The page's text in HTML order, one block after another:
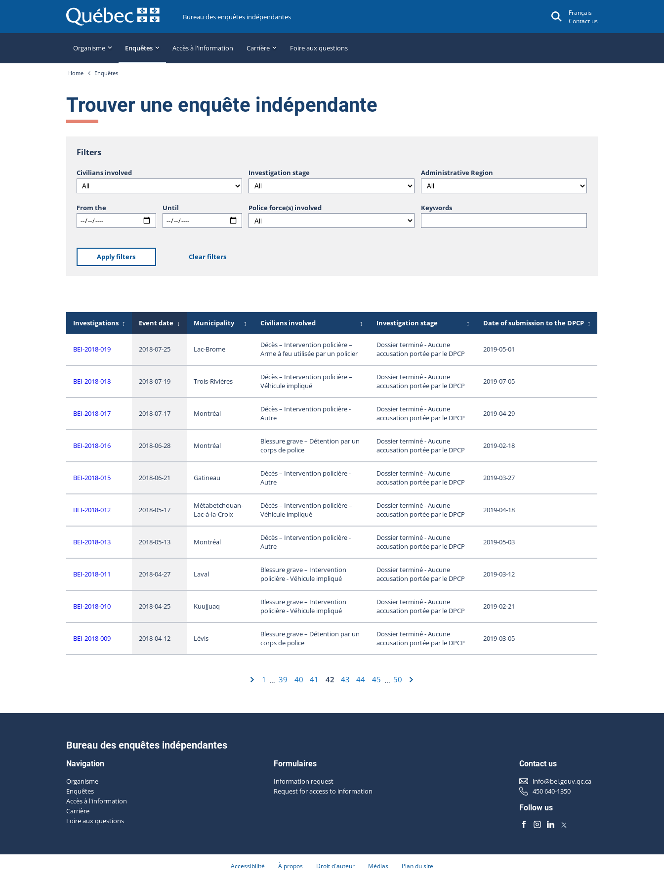
Bureau des enquêtes indépendantes
Français
Contact us
Organisme Enquêtes Accès à l'information Carrière Foire aux questions
Home Enquêtes
Trouver une enquête indépendante
Filters
Civilians involved Investigation stage Administrative Region
From the Until Police force(s) involved Keywords
Apply filters Clear filters
Investigations ↕ Event date ↓ Municipality ↕ Civilians involved ↕ Investigation stage ↕ Date of submission to the DPCP ↕
BEI-2018-019 2018-07-25 Lac-Brome
Décès – Intervention policière –
Arme à feu utilisée par un policier
Dossier terminé - Aucune
accusation portée par le DPCP
2019-05-01
BEI-2018-018 2018-07-19 Trois-Rivières
Décès – Intervention policière –
Véhicule impliqué
Dossier terminé - Aucune
accusation portée par le DPCP
2019-07-05
BEI-2018-017 2018-07-17 Montréal
Décès – Intervention policière -
Autre
Dossier terminé - Aucune
accusation portée par le DPCP
2019-04-29
BEI-2018-016 2018-06-28 Montréal
Blessure grave – Détention par un
corps de police
Dossier terminé - Aucune
accusation portée par le DPCP
2019-02-18
BEI-2018-015 2018-06-21 Gatineau
Décès – Intervention policière -
Autre
Dossier terminé - Aucune
accusation portée par le DPCP
2019-03-27
BEI-2018-012 2018-05-17
Métabetchouan-
Lac-à-la-Croix
Décès – Intervention policière –
Véhicule impliqué
Dossier terminé - Aucune
accusation portée par le DPCP
2019-04-18
BEI-2018-013 2018-05-13 Montréal
Décès – Intervention policière -
Autre
Dossier terminé - Aucune
accusation portée par le DPCP
2019-05-03
BEI-2018-011 2018-04-27 Laval
Blessure grave – Intervention
policière - Véhicule impliqué
Dossier terminé - Aucune
accusation portée par le DPCP
2019-03-12
BEI-2018-010 2018-04-25 Kuujjuaq
Blessure grave – Intervention
policière - Véhicule impliqué
Dossier terminé - Aucune
accusation portée par le DPCP
2019-02-21
BEI-2018-009 2018-04-12 Lévis
Blessure grave – Détention par un
corps de police
Dossier terminé - Aucune
accusation portée par le DPCP
2019-03-05
1 … 39 40 41 42 43 44 45 … 50
Bureau des enquêtes indépendantes
Navigation
Organisme
Enquêtes
Accès à l'information
Carrière
Foire aux questions
Formulaires
Information request
Request for access to information
Contact us
info@bei.gouv.qc.ca
450 640-1350
Follow us
Accessibilité À propos Droit d'auteur Médias Plan du site